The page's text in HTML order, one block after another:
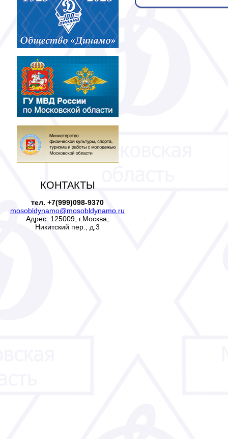
КОНТАКТЫ
тел. +7(999)098-9370
mosobldynamo@mosobldynamo.ru
Адрес: 125009, г.Москва,
Никитский пер., д.3